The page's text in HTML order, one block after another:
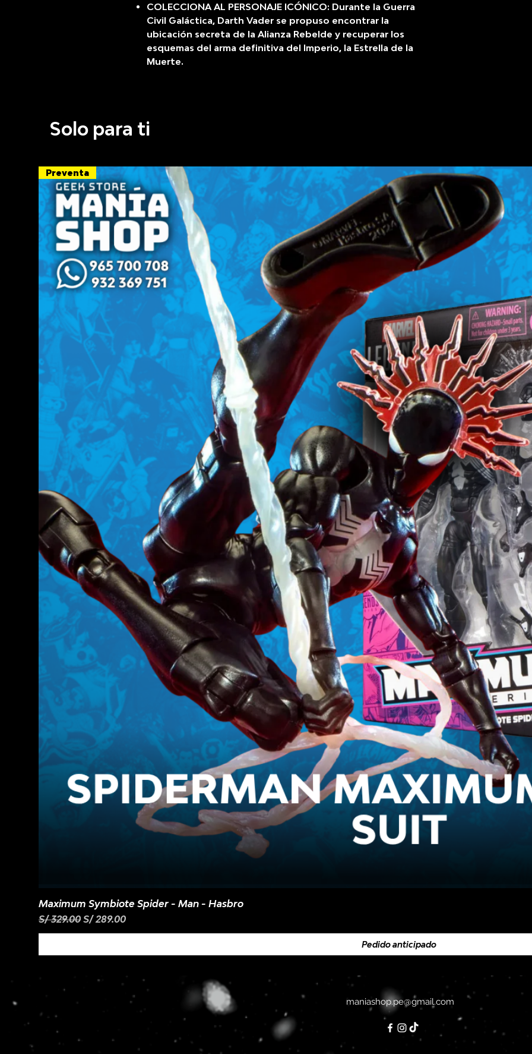
COLECCIONA AL PERSONAJE ICÓNICO: Durante la Guerra
Civil Galáctica, Darth Vader se propuso encontrar la
ubicación secreta de la Alianza Rebelde y recuperar los
esquemas del arma definitiva del Imperio, la Estrella de la
Muerte.
Solo para ti
Preventa
Maximum Symbiote Spider - Man - Hasbro
Precio
S/ 329.00 Precio de oferta
S/ 289.00
Pedido anticipado
maniashop.pe@gmail.com